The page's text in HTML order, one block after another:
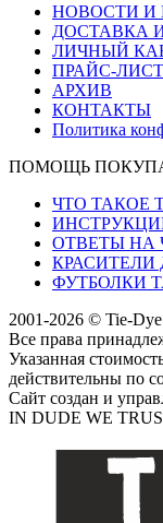
НОВОСТИ И
ДОСТАВКА
ЛИЧНЫЙ
ПРАЙС-ЛИСТ
АРХИВ
КОНТАКТЫ
Политика
ПОМОЩЬ
ЧТО ТАКОЕ
ОТВЕТЫ НА
ФУТБОЛКИ
2001-2026 © Tie-
Все права
Указанная
действительны по
Сайт создан и
IN DUDE WE